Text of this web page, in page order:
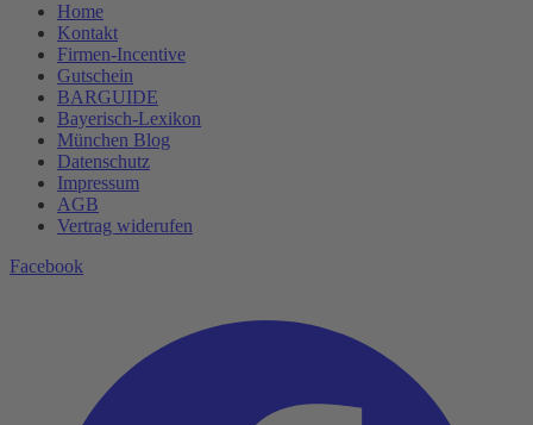
Home
Kontakt
Firmen-Incentive
Gutschein
BARGUIDE
Bayerisch-Lexikon
München Blog
Datenschutz­
Impressum
AGB
Vertrag widerufen
Facebook